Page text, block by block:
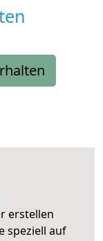
erstellen
speziell auf